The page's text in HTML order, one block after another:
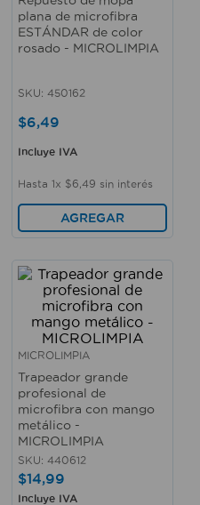
plana de microfibra
ESTÁNDAR de color
rosado - MICROLIMPIA
SKU: 450162
$6,49
Incluye IVA
Hasta 1x $6 49 sin interés
AGREGAR
MICROLIMPIA
Trapeador grande
profesional de
microfibra con mango
metálico -
MICROLIMPIA
SKU: 440612
$14,99
Incluye IVA